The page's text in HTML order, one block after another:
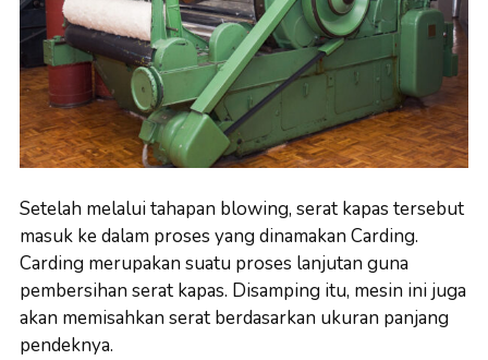
Setelah melalui tahapan blowing, serat kapas tersebut
masuk ke dalam proses yang dinamakan Carding.
Carding merupakan suatu proses lanjutan guna
pembersihan serat kapas. Disamping itu, mesin ini juga
akan memisahkan serat berdasarkan ukuran panjang
pendeknya.